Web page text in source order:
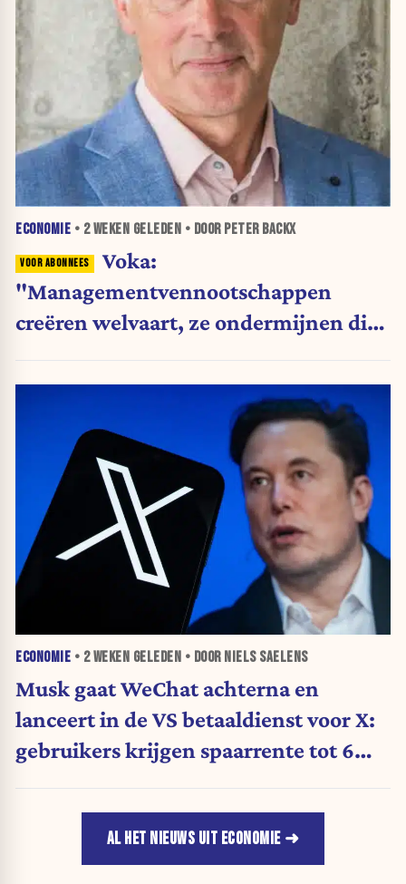
ECONOMIE • 2 WEKEN GELEDEN • DOOR PETER BACKX
Voka:
"Managementvennootschappen
creëren welvaart, ze ondermijnen die
ECONOMIE • 2 WEKEN GELEDEN • DOOR NIELS SAELENS
Musk gaat WeChat achterna en
lanceert in de VS betaaldienst voor X:
gebruikers krijgen spaarrente tot 6
AL HET NIEUWS UIT ECONOMIE